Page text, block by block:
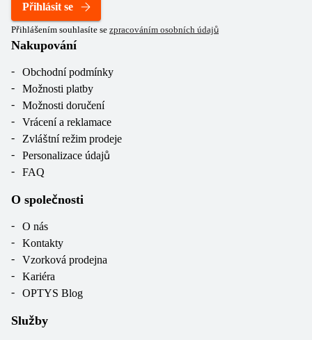
Přihlásit se
Přihlášením souhlasíte se zpracováním osobních údajů
Nakupování
Obchodní podmínky
Možnosti platby
Možnosti doručení
Vrácení a reklamace
Zvláštní režim prodeje
Personalizace údajů
FAQ
O společnosti
O nás
Kontakty
Vzorková prodejna
Kariéra
OPTYS Blog
Služby